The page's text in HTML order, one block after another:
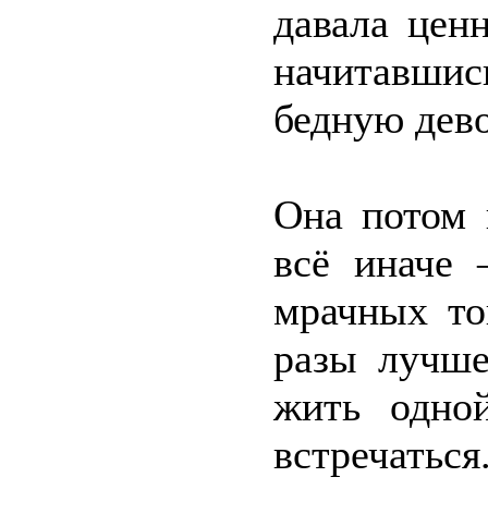
давала
бедную
Она потом
всё иначе
мрачных
разы
жить